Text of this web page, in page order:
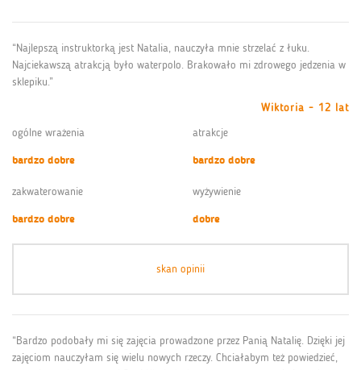
“Najlepszą instruktorką jest Natalia, nauczyła mnie strzelać z łuku.
Najciekawszą atrakcją było waterpolo. Brakowało mi zdrowego jedzenia w
sklepiku.”
Wiktoria - 12 lat
ogólne wrażenia
bardzo dobre
atrakcje
bardzo dobre
zakwaterowanie
bardzo dobre
wyżywienie
dobre
skan opinii
“Bardzo podobały mi się zajęcia prowadzone przez Panią Natalię. Dzięki jej
zajęciom nauczyłam się wielu nowych rzeczy. Chciałabym też powiedzieć,